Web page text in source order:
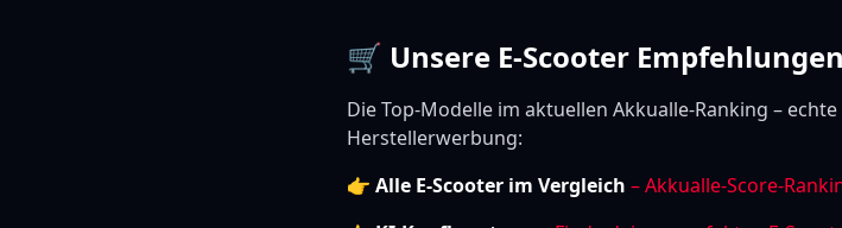
🛒 Unsere E-Scooter Empfehlungen
Die Top-Modelle im aktuellen Akkualle-Ranking –
Herstellerwerbung:
👉 Alle E-Scooter im Vergleich – Akkualle-Score-